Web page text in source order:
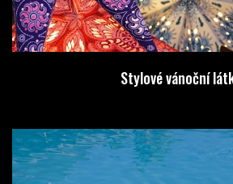
Stylové vánoční